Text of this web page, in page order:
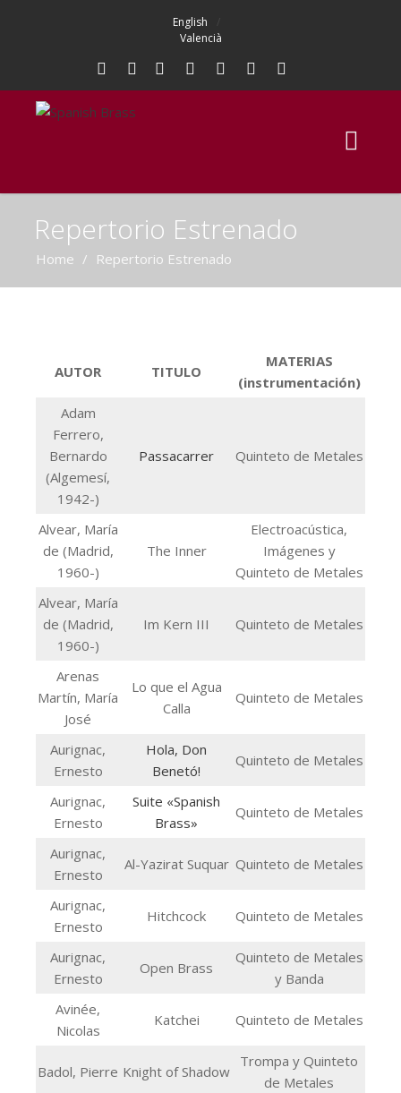
English
Valencià
Repertorio Estrenado
Home / Repertorio Estrenado
AUTOR TITULO
MATERIAS
(instrumentación)
Adam
Ferrero,
Bernardo
(Algemesí,
1942-)
Passacarrer Quinteto de Metales
Alvear, María
de (Madrid,
1960-)
The Inner
Electroacústica,
Imágenes y
Quinteto de Metales
Alvear, María
de (Madrid,
1960-)
Im Kern III Quinteto de Metales
Arenas
Martín, María
José
Lo que el Agua
Calla
Quinteto de Metales
Aurignac,
Ernesto
Hola, Don
Benetó!
Quinteto de Metales
Aurignac,
Ernesto
Suite «Spanish
Brass»
Quinteto de Metales
Aurignac,
Ernesto
Al-Yazirat Suquar Quinteto de Metales
Aurignac,
Ernesto
Hitchcock Quinteto de Metales
Aurignac,
Ernesto
Open Brass
Quinteto de Metales
y Banda
Avinée,
Nicolas
Katchei Quinteto de Metales
Badol, Pierre Knight of Shadow
Trompa y Quinteto
de Metales